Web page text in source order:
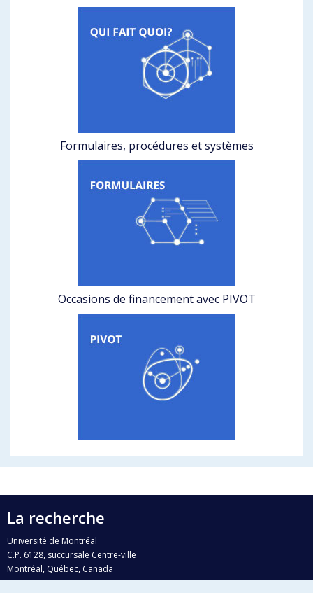
Formulaires, procédures et systèmes
Occasions de financement avec PIVOT
La recherche
Université de Montréal
C.P. 6128, succursale Centre-ville
Montréal, Québec, Canada
H3C 3J7